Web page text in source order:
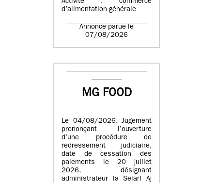
Activité : commerce
d’alimentation générale
Annonce parue le
07/08/2026
MG FOOD
Le 04/08/2026. Jugement
prononçant l’ouverture
d’une procédure de
redressement judiciaire,
date de cessation des
paiements le 20 juillet
2026, désignant
administrateur la Selarl Aj